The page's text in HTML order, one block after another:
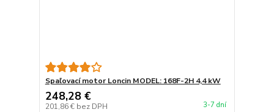
Spaľovací motor Loncin MODEL: 168F-2H 4,4 kW
248,28 €
201,86 € bez DPH 3-7 dní